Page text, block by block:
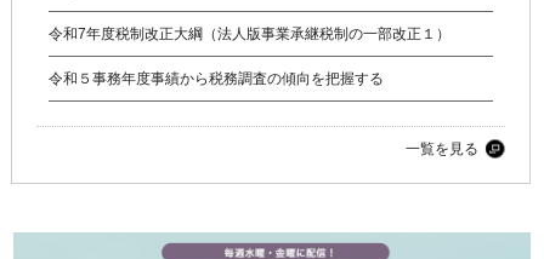
令和7年度税制改正大綱（法人版事業承継税制の一部改正１）
令和５事務年度事績から税務調査の傾向を把握する
一覧を見る